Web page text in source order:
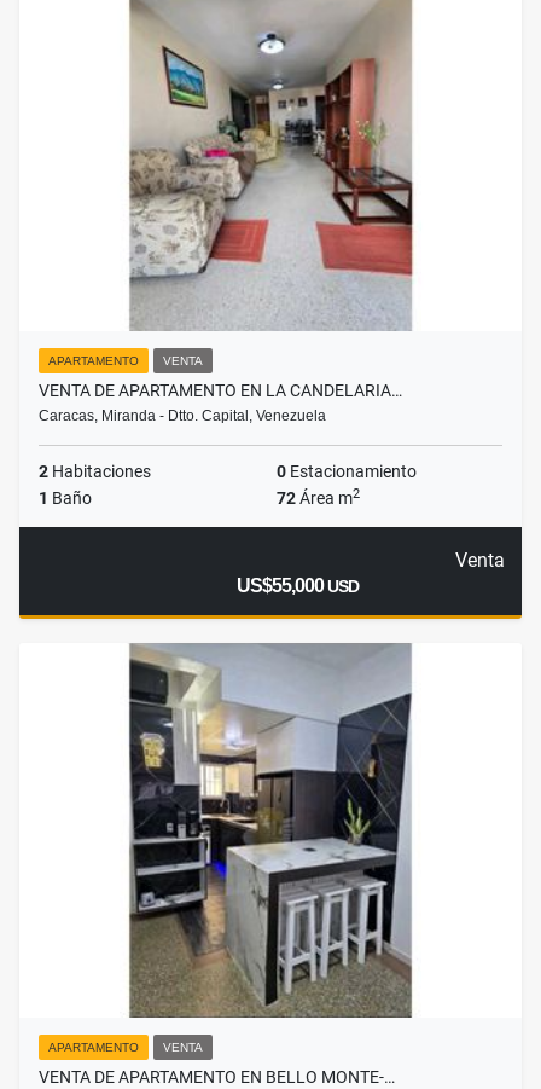
APARTAMENTO VENTA
VENTA DE APARTAMENTO EN LA CANDELARIA…
Caracas, Miranda - Dtto. Capital, Venezuela
2 Habitaciones 0 Estacionamiento
1 Baño 72Área m2
Venta
US$55,000USD
APARTAMENTO VENTA
VENTA DE APARTAMENTO EN BELLO MONTE-…